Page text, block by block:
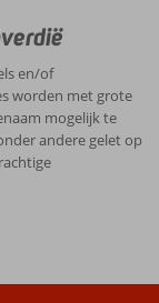
en/of
worden met grote
mogelijk te
andere gelet op